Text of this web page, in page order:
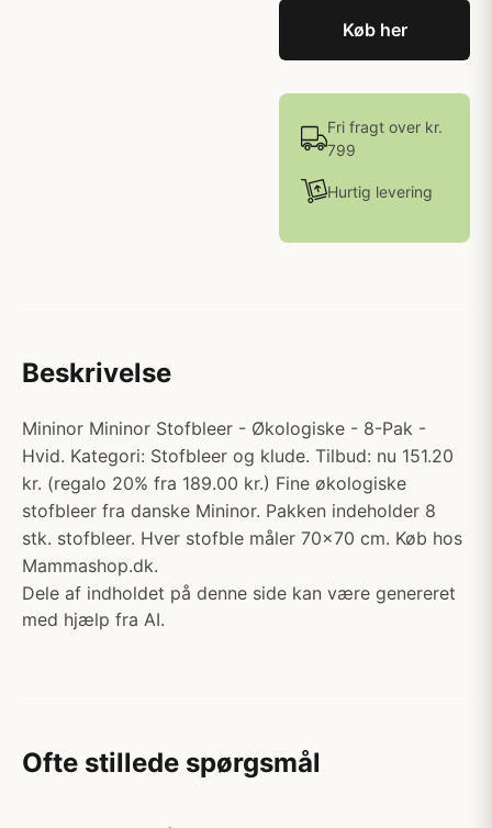
Køb her
Fri fragt over kr.
799
Hurtig levering
Beskrivelse
Mininor Mininor Stofbleer - Økologiske - 8-Pak -
Hvid. Kategori: Stofbleer og klude. Tilbud: nu 151.20
kr. (regalo 20% fra 189.00 kr.) Fine økologiske
stofbleer fra danske Mininor. Pakken indeholder 8
stk. stofbleer. Hver stofble måler 70x70 cm. Køb hos
Mammashop.dk.
Dele af indholdet på denne side kan være genereret
med hjælp fra AI.
Ofte stillede spørgsmål